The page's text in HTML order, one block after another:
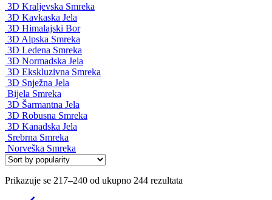
3D Kraljevska Smreka
3D Kavkaska Jela
3D Himalajski Bor
3D Alpska Smreka
3D Ledena Smreka
3D Normadska Jela
3D Ekskluzivna Smreka
3D Snježna Jela
Bijela Smreka
3D Šarmantna Jela
3D Robusna Smreka
3D Kanadska Jela
Srebrna Smreka
Norveška Smreka
Prikazuje se 217–240 od ukupno 244 rezultata